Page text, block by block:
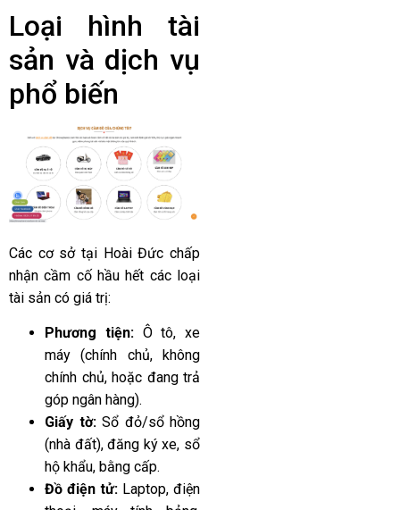
Loại hình tài
sản và dịch vụ
phổ biến
Các cơ sở tại Hoài Đức chấp
nhận cầm cố hầu hết các loại
tài sản có giá trị:
Phương tiện:Ô tô, xe
máy (chính chủ, không
chính chủ, hoặc đang trả
góp ngân hàng).
Giấy tờ:Sổ đỏ/sổ hồng
(nhà đất), đăng ký xe, sổ
hộ khẩu, bằng cấp.
Đồ điện tử: Laptop, điện